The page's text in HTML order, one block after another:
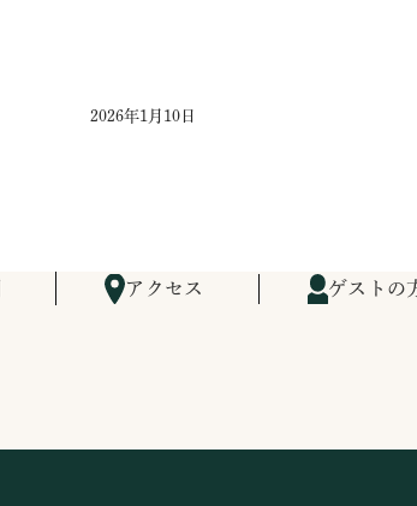
2026年1月10日
アクセス ゲストの